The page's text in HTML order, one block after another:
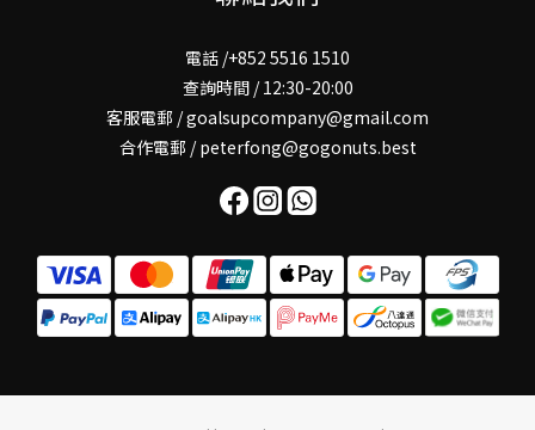
電話 /+852 5516 1510
查詢時間 / 12:30-20:00
客服電郵 / goalsupcompany@gmail.com
合作電郵 / peterfong@gogonuts.best